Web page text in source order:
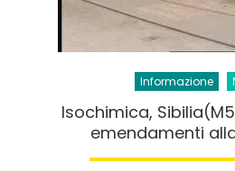
Informazione
Isochimica,
emendamenti